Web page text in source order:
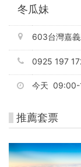
冬瓜妹
603台灣嘉
0925 197
今天 09:00-
推薦套票